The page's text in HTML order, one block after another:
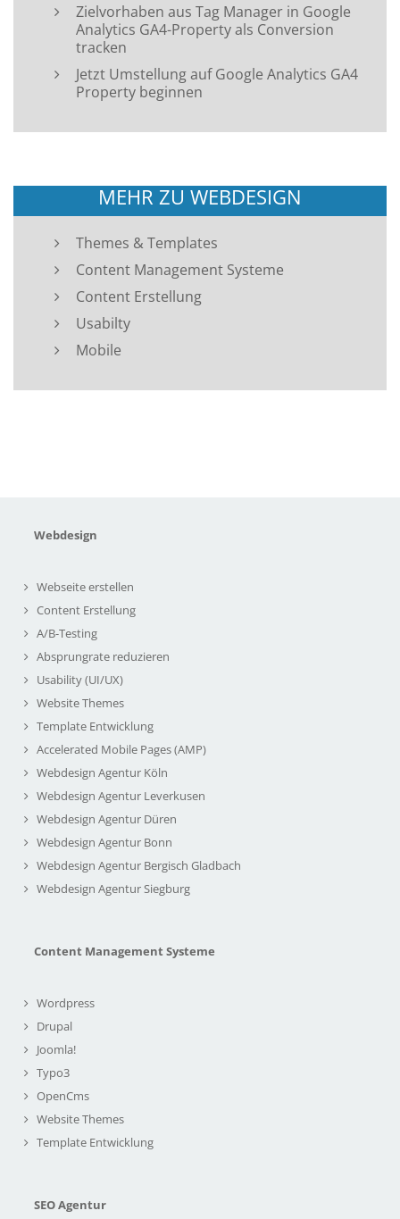
Zielvorhaben aus Tag Manager in Google
Analytics GA4-Property als Conversion
tracken
Jetzt Umstellung auf Google Analytics GA4
Property beginnen
MEHR ZU WEBDESIGN
Themes & Templates
Content Management Systeme
Content Erstellung
Usabilty
Mobile
Webdesign
Webseite erstellen
Content Erstellung
A/B-Testing
Absprungrate reduzieren
Usability (UI/UX)
Website Themes
Template Entwicklung
Accelerated Mobile Pages (AMP)
Webdesign Agentur Köln
Webdesign Agentur Leverkusen
Webdesign Agentur Düren
Webdesign Agentur Bonn
Webdesign Agentur Bergisch Gladbach
Webdesign Agentur Siegburg
Content Management Systeme
Wordpress
Drupal
Joomla!
Typo3
OpenCms
Website Themes
Template Entwicklung
SEO Agentur